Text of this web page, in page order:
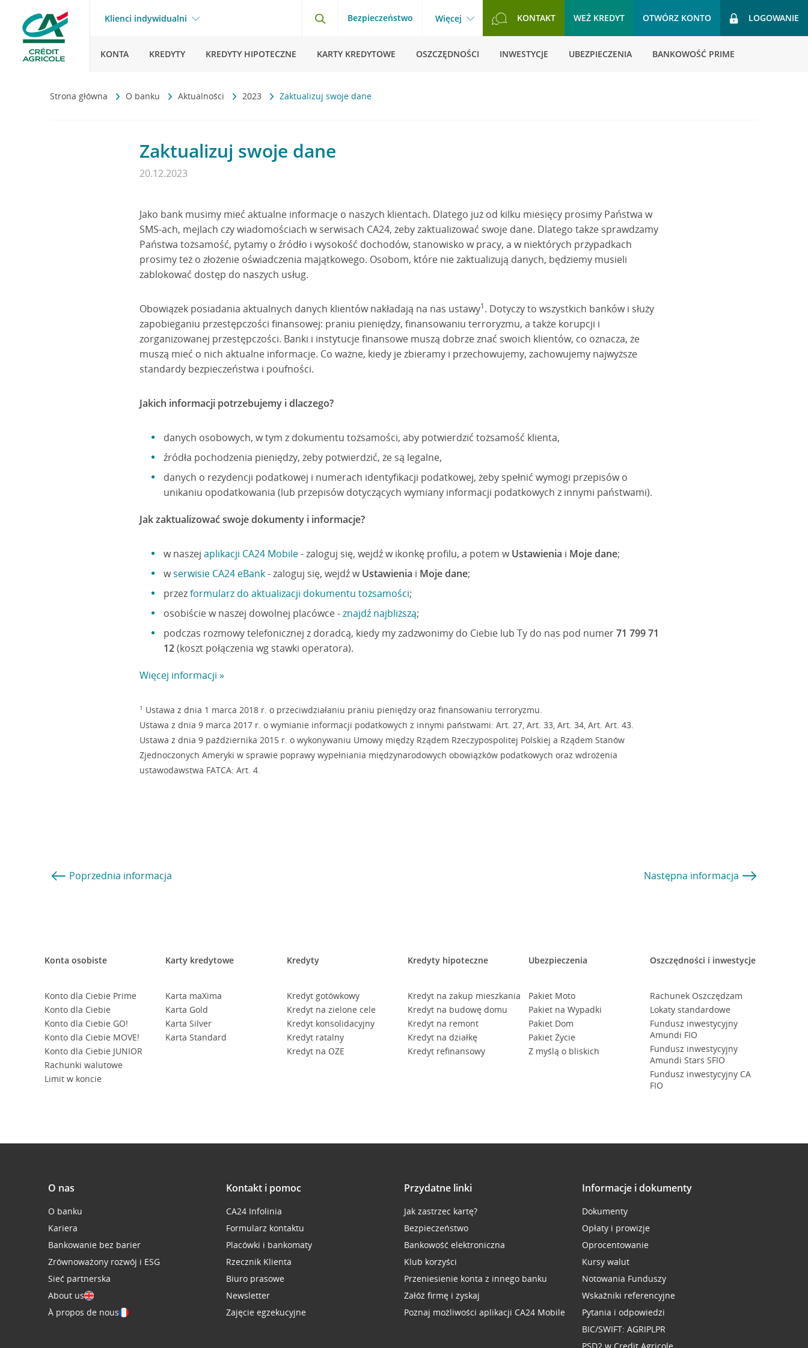
Klienci indywidualni Bezpieczeństwo Więcej KONTAKT WEŹ KREDYT OTWÓRZ KONTO LOGOWANIE
KONTA KREDYTY KREDYTY HIPOTECZNE KARTY KREDYTOWE OSZCZĘDNOŚCI INWESTYCJE UBEZPIECZENIA BANKOWOŚĆ PRIME
Strona główna O banku Aktualności 2023 Zaktualizuj swoje dane
Zaktualizuj swoje dane
20.12.2023
Jako bank musimy mieć aktualne informacje o naszych klientach. Dlatego już od kilku miesięcy prosimy Państwa w
SMS-ach, mejlach czy wiadomościach w serwisach CA24, żeby zaktualizować swoje dane. Dlatego także sprawdzamy
Państwa tożsamość, pytamy o źródło i wysokość dochodów, stanowisko w pracy, a w niektórych przypadkach
prosimy też o złożenie oświadczenia majątkowego. Osobom, które nie zaktualizują danych, będziemy musieli
zablokować dostęp do naszych usług.
Obowiązek posiadania aktualnych danych klientów nakładają na nas ustawy1. Dotyczy to wszystkich banków i służy
zapobieganiu przestępczości finansowej: praniu pieniędzy, finansowaniu terroryzmu, a także korupcji i
zorganizowanej przestępczości. Banki i instytucje finansowe muszą dobrze znać swoich klientów, co oznacza, że
muszą mieć o nich aktualne informacje. Co ważne, kiedy je zbieramy i przechowujemy, zachowujemy najwyższe
standardy bezpieczeństwa i poufności.
Jakich informacji potrzebujemy i dlaczego?
danych osobowych, w tym z dokumentu tożsamości, aby potwierdzić tożsamość klienta,
źródła pochodzenia pieniędzy, żeby potwierdzić, że są legalne,
danych o rezydencji podatkowej i numerach identyfikacji podatkowej, żeby spełnić wymogi przepisów o
unikaniu opodatkowania (lub przepisów dotyczących wymiany informacji podatkowych z innymi państwami).
Jak zaktualizować swoje dokumenty i informacje?
w naszej aplikacji CA24 Mobile- zaloguj się, wejdź w ikonkę profilu, a potem wUstawienia i Moje dane;
wserwisie CA24 eBank- zaloguj się, wejdź wUstawienia i Moje dane;
przezformularz do aktualizacji dokumentu tożsamości;
osobiście w naszej dowolnej placówce -znajdź najbliższą;
podczas rozmowy telefonicznej z doradcą, kiedy my zadzwonimy do Ciebie lub Ty do nas pod numer71 799 71
12(koszt połączenia wg stawki operatora).
Więcej informacji »
1 Ustawa z dnia 1 marca 2018 r. o przeciwdziałaniu praniu pieniędzy oraz finansowaniu terroryzmu.
Ustawa z dnia 9 marca 2017 r. o wymianie informacji podatkowych z innymi państwami: Art. 27, Art. 33, Art. 34, Art. Art. 43.
Ustawa z dnia 9 października 2015 r. o wykonywaniu Umowy między Rządem Rzeczypospolitej Polskiej a Rządem Stanów
Zjednoczonych Ameryki w sprawie poprawy wypełniania międzynarodowych obowiązków podatkowych oraz wdrożenia
ustawodawstwa FATCA: Art. 4.
Poprzednia informacja Następna informacja
Konta osobiste
Konto dla Ciebie Prime
Konto dla Ciebie
Konto dla Ciebie GO!
Konto dla Ciebie MOVE!
Konto dla Ciebie JUNIOR
Rachunki walutowe
Limit w koncie
Karty kredytowe
Karta maXima
Karta Gold
Karta Silver
Karta Standard
Kredyty
Kredyt gotówkowy
Kredyt na zielone cele
Kredyt konsolidacyjny
Kredyt ratalny
Kredyt na OZE
Kredyty hipoteczne
Kredyt na zakup mieszkania
Kredyt na budowę domu
Kredyt na remont
Kredyt na działkę
Kredyt refinansowy
Ubezpieczenia
Pakiet Moto
Pakiet na Wypadki
Pakiet Dom
Pakiet Życie
Z myślą o bliskich
Oszczędności i inwestycje
Rachunek Oszczędzam
Lokaty standardowe
Fundusz inwestycyjny
Amundi FIO
Fundusz inwestycyjny
Amundi Stars SFIO
Fundusz inwestycyjny CA
FIO
O nas
O banku
Kariera
Bankowanie bez barier
Zrównoważony rozwój i ESG
Sieć partnerska
About us
À propos de nous
Kontakt i pomoc
CA24 Infolinia
Formularz kontaktu
Placówki i bankomaty
Rzecznik Klienta
Biuro prasowe
Newsletter
Zajęcie egzekucyjne
Przydatne linki
Jak zastrzec kartę?
Bezpieczeństwo
Bankowość elektroniczna
Klub korzyści
Przeniesienie konta z innego banku
Załóż firmę i zyskaj
Poznaj możliwości aplikacji CA24 Mobile
Informacje i dokumenty
Dokumenty
Opłaty i prowizje
Oprocentowanie
Kursy walut
Notowania Funduszy
Wskaźniki referencyjne
Pytania i odpowiedzi
BIC/SWIFT: AGRIPLPR